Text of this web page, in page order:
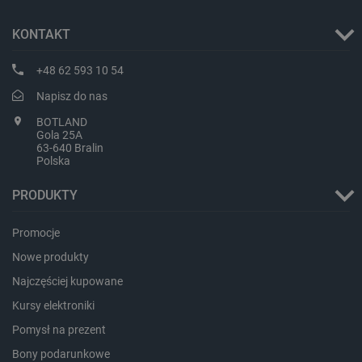
KONTAKT
+48 62 593 10 54
Napisz do nas
BOTLAND
Gola 25A
63-640 Bralin
Polska
PRODUKTY
Promocje
Nowe produkty
Najczęściej kupowane
Kursy elektroniki
Pomysł na prezent
Bony podarunkowe